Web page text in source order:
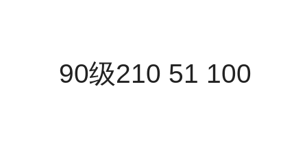
90级210 51 100